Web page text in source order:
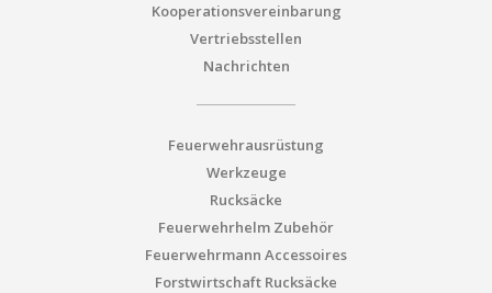
Kooperationsvereinbarung
Vertriebsstellen
Nachrichten
Feuerwehrausrüstung
Werkzeuge
Rucksäcke
Feuerwehrhelm Zubehör
Feuerwehrmann Accessoires
Forstwirtschaft Rucksäcke